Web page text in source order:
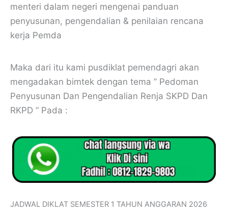
menteri dalam negeri mengenai panduan
penyusunan, pengendalian & penilaian rencana
kerja Pemda
Maka dari itu kami pusdiklat pemendagri akan
mengadakan bimtek dengan tema ” Pedoman
Penyusunan Dan Pengendalian Renja SKPD Dan
RKPD ” Pada :
JADWAL DIKLAT SEMESTER 1 TAHUN ANGGARAN 2026